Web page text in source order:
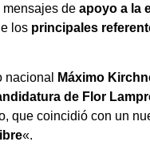
mensajes de apoyo a la
los principales
nacional Máximo
de Flor
que coincidió con un
«.